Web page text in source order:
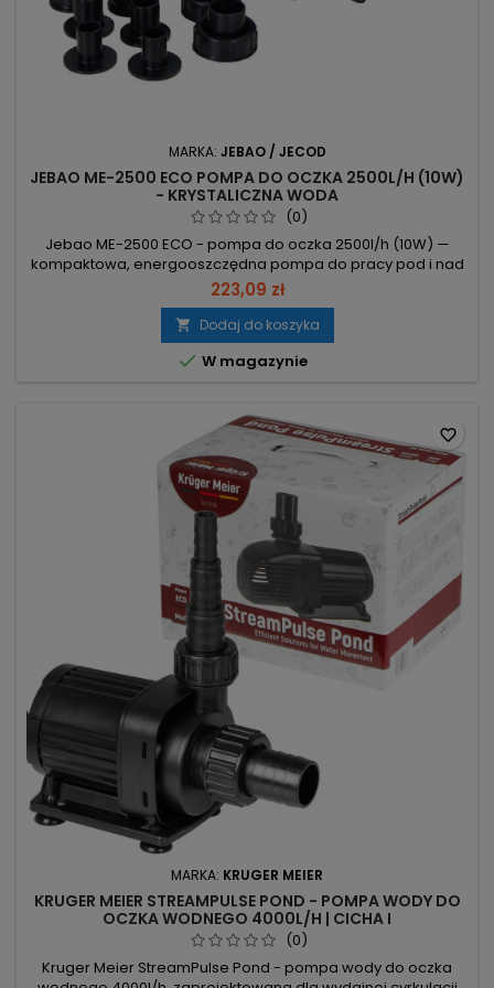
MARKA: JEBAO / JECOD
JEBAO ME-2500 ECO POMPA DO OCZKA 2500L/H (10W)
- KRYSTALICZNA WODA
(0)
Jebao ME-2500 ECO - pompa do oczka 2500l/h (10W) —
kompaktowa, energooszczędna pompa do pracy pod i nad
wodą z zabezpieczeniem przed przegrzaniem. Wydajność
2500 l/h – szybki obieg wody dla klarownego oczka. Moc 10W
– niskie zużycie energii, niższe koszty eksploatacji. System
antyprzegrzaniowy i podwójna obudowa – ochrona wirnika
przy pracy na sucho i...
223,09 zł
 Dodaj do koszyka
 W magazynie
MARKA: KRUGER MEIER
KRUGER MEIER STREAMPULSE POND - POMPA WODY DO
OCZKA WODNEGO 4000L/H | CICHA I
ENERGOOSZCZĘDNA
(0)
Kruger Meier StreamPulse Pond - pompa wody do oczka
favorite_border